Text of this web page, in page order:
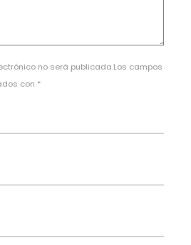
no será publicada.Los campos
con *